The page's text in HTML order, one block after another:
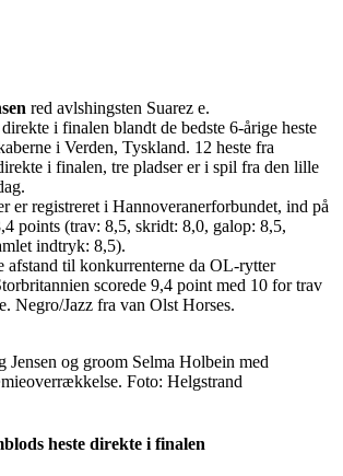
red avlshingsten Suarez e.
i finalen blandt de bedste 6-årige heste
i Verden, Tyskland. 12 heste fra
i finalen, tre pladser er i spil fra den lille
er registreret i Hannoveranerforbundet, ind på
points (trav: 8,5, skridt: 8,0, galop: 8,5,
indtryk: 8,5).
afstand til konkurrenterne da OL-rytter
scorede 9,4 point med 10 for trav
Negro/Jazz fra van Olst Horses.
Jensen og groom Selma Holbein med
Foto: Helgstrand
heste direkte i finalen